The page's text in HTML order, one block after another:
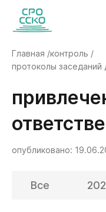
Главная /контроль /
протоколы заседаний
Привлечение к
опубликовано:
Все